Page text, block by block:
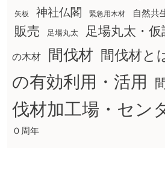
矢板 神社仏閣 緊急用木材 自然共
販売 足場丸太 足場丸太・
の木材 間伐材 間伐材と
の有効利用・活用
伐材加工場・セン
０周年